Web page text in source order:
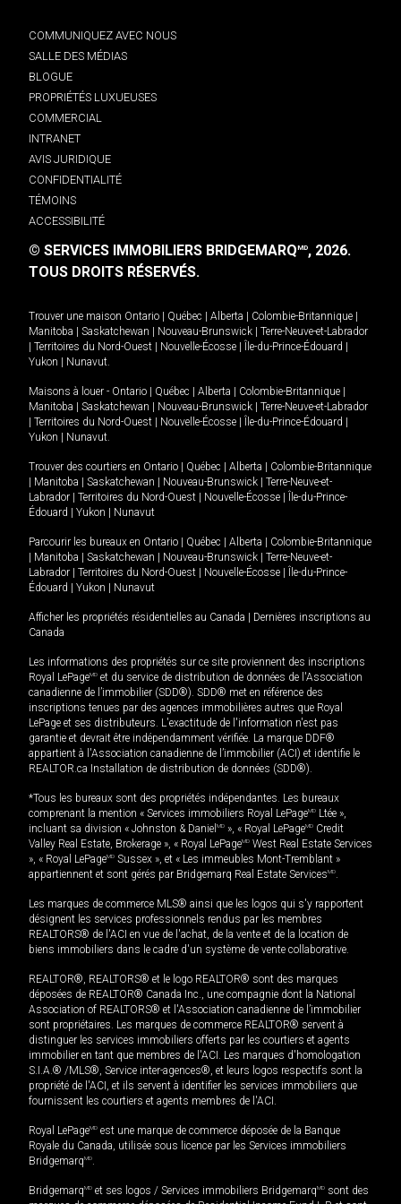
COMMUNIQUEZ AVEC NOUS
SALLE DES MÉDIAS
BLOGUE
PROPRIÉTÉS LUXUEUSES
COMMERCIAL
INTRANET
AVIS JURIDIQUE
CONFIDENTIALITÉ
TÉMOINS
ACCESSIBILITÉ
© SERVICES IMMOBILIERS BRIDGEMARQMD, 2026.
TOUS DROITS RÉSERVÉS.
Trouver une maison Ontario Québec Alberta Colombie-Britannique
Manitoba
Saskatchewan Nouveau-Brunswick
Terre-Neuve-et-Labrador
Territoires du Nord-Ouest Nouvelle-Écosse Île-du-Prince-Édouard
Yukon
Nunavut.
Maisons à louer - Ontario Québec Alberta Colombie-Britannique
Manitoba
Saskatchewan Nouveau-Brunswick
Terre-Neuve-et-Labrador
Territoires du Nord-Ouest Nouvelle-Écosse Île-du-Prince-Édouard
Yukon
Nunavut.
Trouver des courtiers en Ontario Québec Alberta
Colombie-Britannique
Manitoba Saskatchewan Nouveau-Brunswick
Terre-Neuve-et-
Labrador
Territoires du Nord-Ouest Nouvelle-Écosse
Île-du-Prince-
Édouard
Yukon Nunavut
Parcourir les bureaux en Ontario Québec Alberta
Colombie-Britannique
Manitoba Saskatchewan Nouveau-Brunswick
Terre-Neuve-et-
Labrador
Territoires du Nord-Ouest Nouvelle-Écosse
Île-du-Prince-
Édouard
Yukon Nunavut
Afficher les propriétés résidentielles au Canada
Dernières inscriptions au
Canada
Les informations des propriétés sur ce site proviennent des inscriptions
Royal LePageMD et du service de distribution de données de l'Association
canadienne de l’immobilier (SDD®). SDD® met en référence des
inscriptions tenues par des agences immobilières autres que Royal
LePage et ses distributeurs. L'exactitude de l'information n'est pas
garantie et devrait être indépendamment vérifiée. La marque DDF®
appartient à l'Association canadienne de l’immobilier (ACI) et identifie le
REALTOR.ca Installation de distribution de données (SDD®).
*Tous les bureaux sont des propriétés indépendantes. Les bureaux
comprenant la mention « Services immobiliers Royal LePageMD Ltée »,
incluant sa division « Johnston & Daniel MD », « Royal LePageMD Credit
Valley Real Estate, Brokerage », « Royal LePageMD West Real Estate Services
», « Royal LePageMD Sussex », et « Les immeubles Mont-Tremblant »
appartiennent et sont gérés par Bridgemarq Real Estate ServicesMD.
Les marques de commerce MLS® ainsi que les logos qui s'y rapportent
désignent les services professionnels rendus par les membres
REALTORS® de l'ACI en vue de l'achat, de la vente et de la location de
biens immobiliers dans le cadre d'un système de vente collaborative.
REALTOR®, REALTORS® et le logo REALTOR® sont des marques
déposées de REALTOR® Canada Inc., une compagnie dont la National
Association of REALTORS® et l'Association canadienne de l’immobilier
sont propriétaires. Les marques de commerce REALTOR® servent à
distinguer les services immobiliers offerts par les courtiers et agents
immobilier en tant que membres de l'ACI. Les marques d'homologation
S.I.A.® /MLS®, Service inter-agences®, et leurs logos respectifs sont la
propriété de l'ACI, et ils servent à identifier les services immobiliers que
fournissent les courtiers et agents membres de l'ACI.
Royal LePageMD est une marque de commerce déposée de la Banque
Royale du Canada, utilisée sous licence par les Services immobiliers
BridgemarqMD.
BridgemarqMD et ses logos / Services immobiliers BridgemarqMD sont des